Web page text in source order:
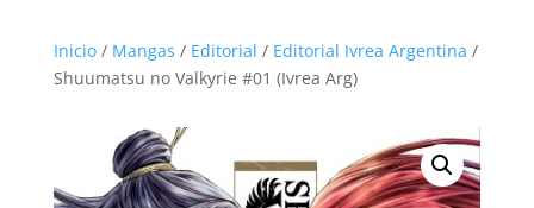
Inicio/ Mangas / Editorial / Editorial Ivrea Argentina /
Shuumatsu no Valkyrie #01 (Ivrea Arg)